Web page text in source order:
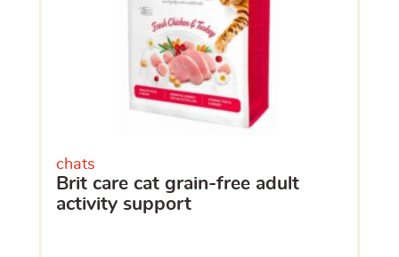
chats
brit care cat grain-free adult
activity support